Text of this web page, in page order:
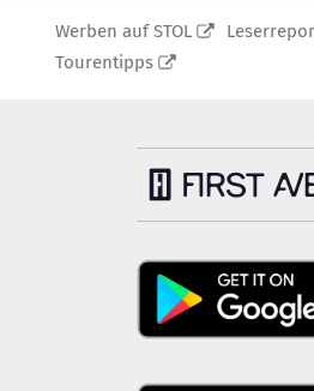
Werben auf STOL
Tourentipps